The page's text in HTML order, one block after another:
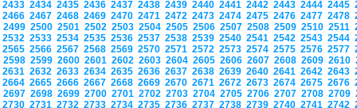
2433 2434 2435 2436 2437 2438 2439 2440 2441 2442 2443 2444 2445
2466 2467 2468 2469 2470 2471 2472 2473 2474 2475 2476 2477 2478
2499 2500 2501 2502 2503 2504 2505 2506 2507 2508 2509 2510 2511
2532 2533 2534 2535 2536 2537 2538 2539 2540 2541 2542 2543 2544
2565 2566 2567 2568 2569 2570 2571 2572 2573 2574 2575 2576 2577
2598 2599 2600 2601 2602 2603 2604 2605 2606 2607 2608 2609 2610
2631 2632 2633 2634 2635 2636 2637 2638 2639 2640 2641 2642 2643
2664 2665 2666 2667 2668 2669 2670 2671 2672 2673 2674 2675 2676
2697 2698 2699 2700 2701 2702 2703 2704 2705 2706 2707 2708 2709
2730 2731 2732 2733 2734 2735 2736 2737 2738 2739 2740 2741 2742